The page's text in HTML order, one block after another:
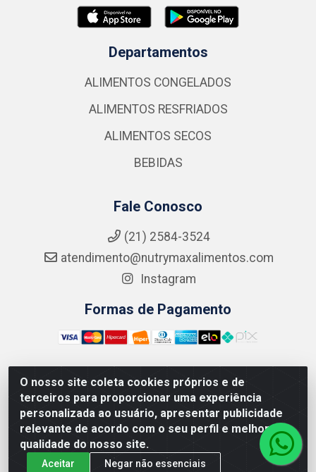
O nosso site coleta cookies próprios e de
terceiros para proporcionar uma experiência
personalizada ao usuário, apresentar publicidade
relevante de acordo com o seu perfil e melhorar a
qualidade do nosso site.
Aceitar Negar não essenciais
Departamentos
ALIMENTOS CONGELADOS
ALIMENTOS RESFRIADOS
ALIMENTOS SECOS
BEBIDAS
Fale Conosco
(21) 2584-3524
atendimento@nutrymaxalimentos.com
Instagram
Formas de Pagamento
NUTRY MAX COMÉRCIO DE PRODUTOS ALIMENTICIOS
LTDA - RUA DO FEIJÃO, 721 PENHA CIRCULAR/RJ -
CNPJ: 15.796.122/0001-03